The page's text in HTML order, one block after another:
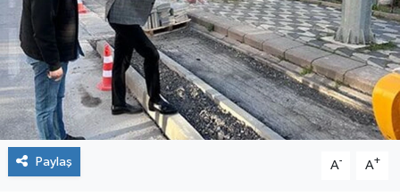
Paylaş A- A+